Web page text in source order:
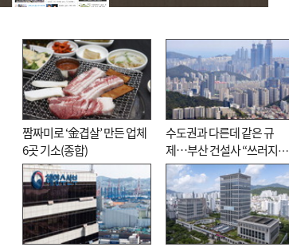
짬짜미로 ‘金겹살’ 만든 업체
6곳 기소(종합)
수도권과 다른데 같은 규
제…부산 건설사 “쓰러지기
직전”